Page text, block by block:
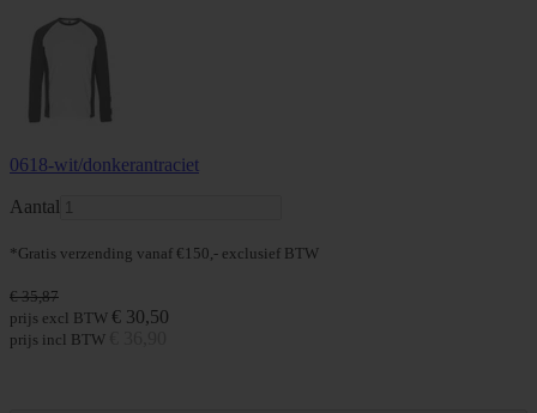
0618-wit/donkerantraciet
Aantal
*Gratis verzending vanaf €150,- exclusief BTW
€ 35,87
prijs excl BTW € 30,50
prijs incl BTW